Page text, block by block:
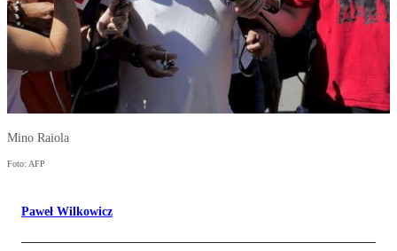
Mino Raiola
Foto: AFP
Paweł Wilkowicz